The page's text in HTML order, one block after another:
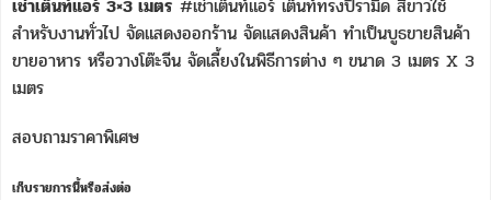
เช่าเต็นท์แอร์ 3×3 เมตร #เช่าเต็นท์แอร์ เต็นท์ทรงปิรามิด สีขาวใช้
สำหรับงานทั่วไป จัดแสดงออกร้าน จัดแสดงสินค้า ทำเป็นบูธขายสินค้า
ขายอาหาร หรือวางโต๊ะจีน จัดเลี้ยงในพิธีการต่าง ๆ ขนาด 3 เมตร X 3
เมตร
สอบถามราคาพิเศษ
เก็บรายการนี้หรือส่งต่อ